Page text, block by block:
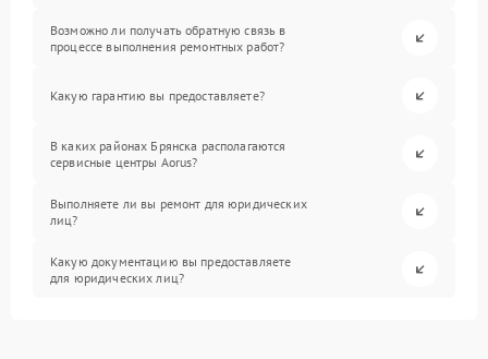
Возможно ли получать обратную связь в
процессе выполнения ремонтных работ?
Какую гарантию вы предоставляете?
В каких районах Брянска располагаются
сервисные центры Aorus?
Выполняете ли вы ремонт для юридических
лиц?
Какую документацию вы предоставляете
для юридических лиц?